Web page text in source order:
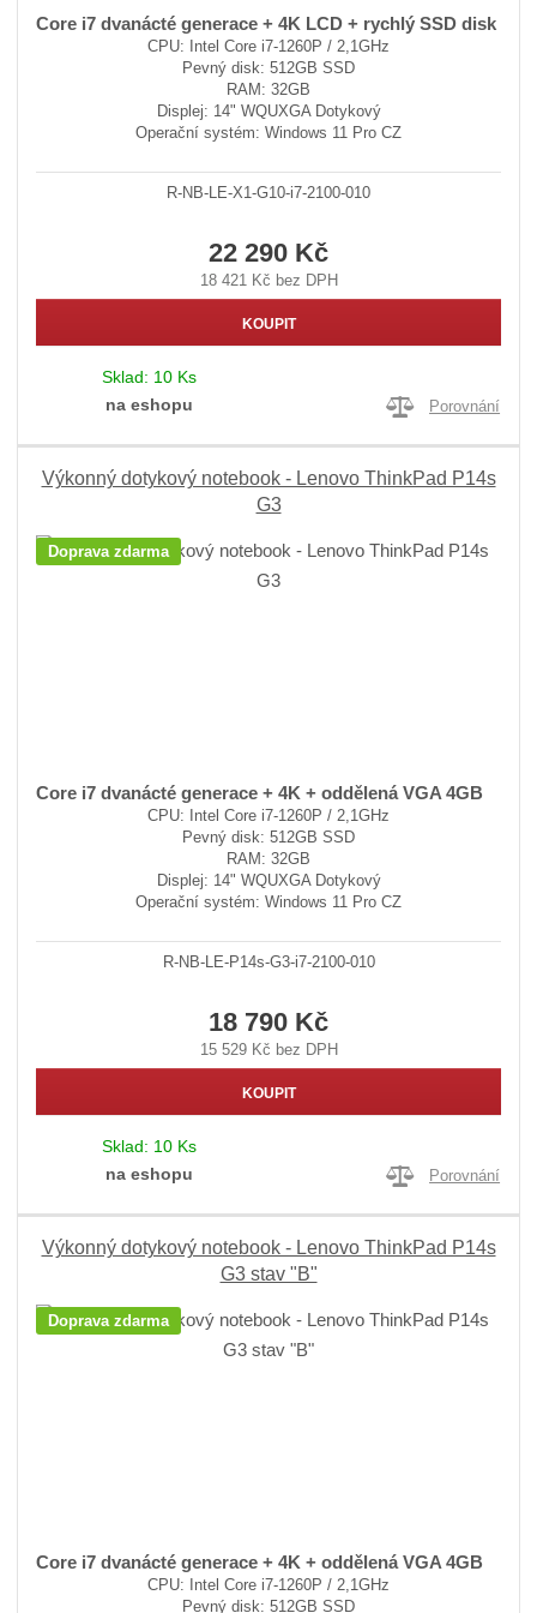
Core i7 dvanácté generace + 4K LCD + rychlý SSD disk
CPU: Intel Core i7-1260P / 2,1GHz
Pevný disk: 512GB SSD
RAM: 32GB
Displej: 14" WQUXGA Dotykový
Operační systém: Windows 11 Pro CZ
R-NB-LE-X1-G10-i7-2100-010
22 290 Kč
18 421 Kč bez DPH
KOUPIT
Sklad: 10 Ks
na eshopu
Porovnání
Výkonný dotykový notebook - Lenovo ThinkPad P14s
G3
Doprava zdarma
Core i7 dvanácté generace + 4K + oddělená VGA 4GB
CPU: Intel Core i7-1260P / 2,1GHz
Pevný disk: 512GB SSD
RAM: 32GB
Displej: 14" WQUXGA Dotykový
Operační systém: Windows 11 Pro CZ
R-NB-LE-P14s-G3-i7-2100-010
18 790 Kč
15 529 Kč bez DPH
KOUPIT
Sklad: 10 Ks
na eshopu
Porovnání
Výkonný dotykový notebook - Lenovo ThinkPad P14s
G3 stav "B"
Doprava zdarma
Core i7 dvanácté generace + 4K + oddělená VGA 4GB
CPU: Intel Core i7-1260P / 2,1GHz
Pevný disk: 512GB SSD